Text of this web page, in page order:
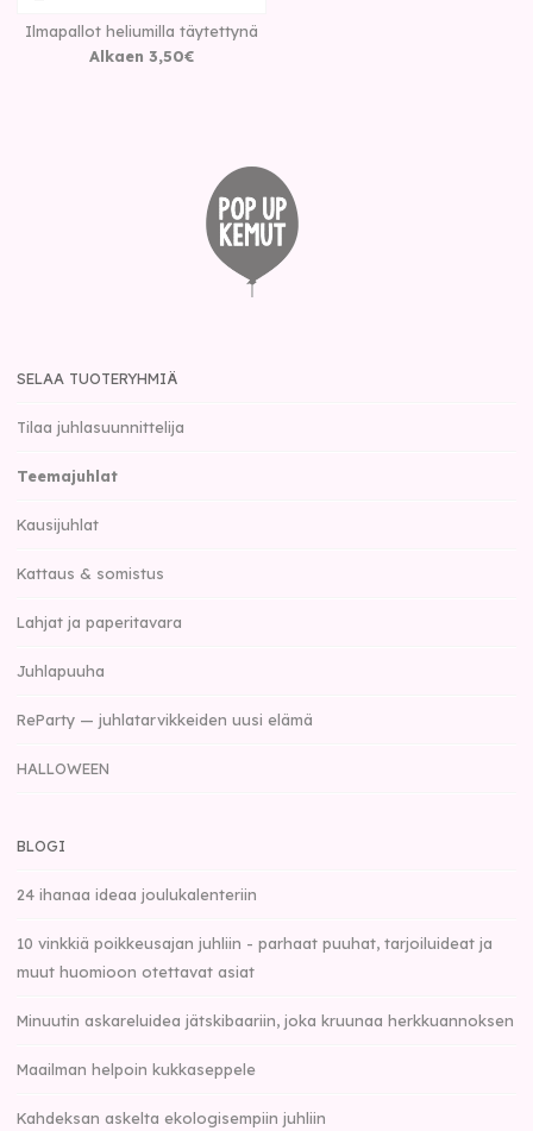
Ilmapallot heliumilla täytettynä
Alkaen 3,50€
SELAA TUOTERYHMIÄ
Tilaa juhlasuunnittelija
Teemajuhlat
Kausijuhlat
Kattaus & somistus
Lahjat ja paperitavara
Juhlapuuha
ReParty — juhlatarvikkeiden uusi elämä
HALLOWEEN
BLOGI
24 ihanaa ideaa joulukalenteriin
10 vinkkiä poikkeusajan juhliin - parhaat puuhat, tarjoiluideat ja
muut huomioon otettavat asiat
Minuutin askareluidea jätskibaariin, joka kruunaa herkkuannoksen
Maailman helpoin kukkaseppele
Kahdeksan askelta ekologisempiin juhliin